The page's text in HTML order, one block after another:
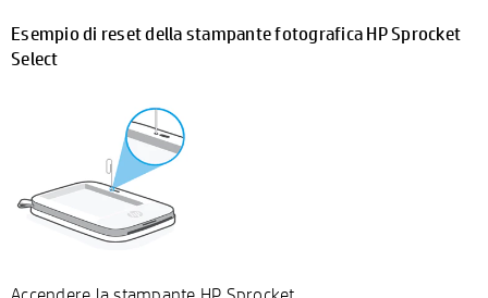
Esempio di reset della stampante fotografica HP Sprocket
Select